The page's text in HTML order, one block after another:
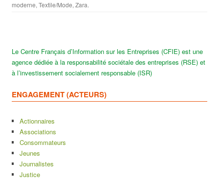
moderne, Textile/Mode, Zara.
Le Centre Français d’Information sur les Entreprises (CFIE) est une
agence dédiée à la responsabilité sociétale des entreprises (RSE) et
à l’investissement socialement responsable (ISR)
ENGAGEMENT (ACTEURS)
Actionnaires
Associations
Consommateurs
Jeunes
Journalistes
Justice